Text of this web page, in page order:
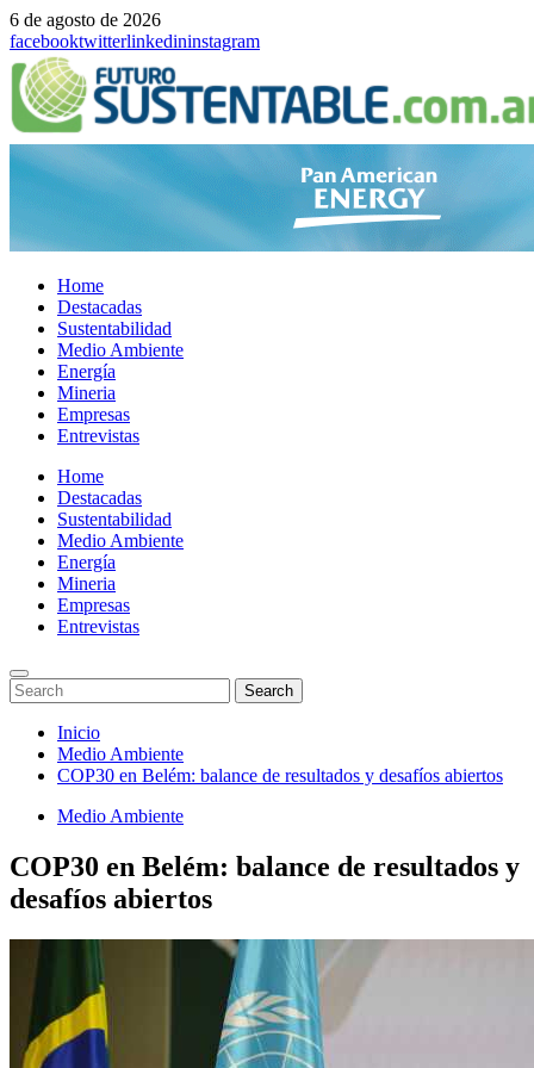
6 de agosto de 2026
facebooktwitterlinkedininstagram
Home
Destacadas
Sustentabilidad
Medio Ambiente
Energía
Mineria
Empresas
Entrevistas
Menu
Home
Destacadas
Sustentabilidad
Medio Ambiente
Energía
Mineria
Empresas
Entrevistas
Enter
Keyword
Search
for:
Search
Search
Saltar
contenido
Inicio
Medio Ambiente
COP30 en Belém: balance de resultados y desafíos abiertos
Medio Ambiente
COP30 en Belém: balance de resultados y
desafíos abiertos